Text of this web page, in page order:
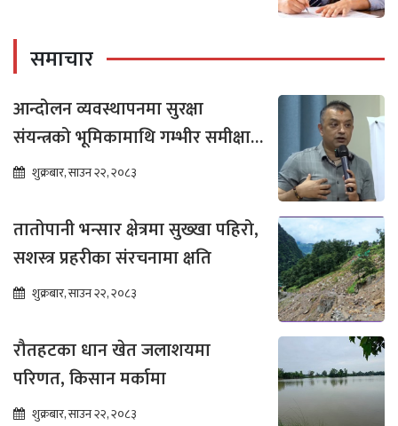
समाचार
आन्दोलन व्यवस्थापनमा सुरक्षा
संयन्त्रको भूमिकामाथि गम्भीर समीक्षा
आवश्यक : गगन थापा
शुक्रबार, साउन २२, २०८३
तातोपानी भन्सार क्षेत्रमा सुख्खा पहिरो,
सशस्त्र प्रहरीका संरचनामा क्षति
शुक्रबार, साउन २२, २०८३
रौतहटका धान खेत जलाशयमा
परिणत, किसान मर्कामा
शुक्रबार, साउन २२, २०८३